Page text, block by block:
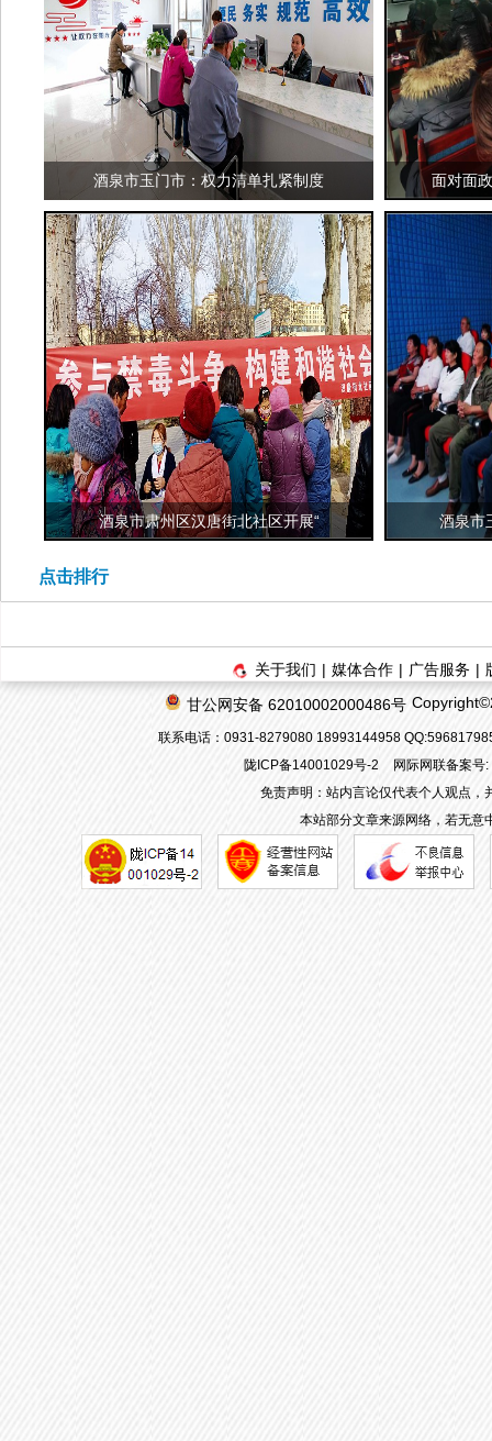
酒泉市玉门市：权力清单扎紧制度 面对面
酒泉市肃州区汉唐街北社区开展“ 酒泉市
点击排行
关于我们 | 媒体合作 | 广告服务 |
甘公网安备 62010002000486号
联系电话：0931-8279080 18993144958
陇ICP备14001029号-2
网际网联备案
免责声明：站内言论仅代表个人观点，
本站部分文章来源网络，若无意